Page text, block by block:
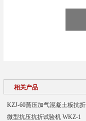
相关产品
KZJ-60蒸压加气混凝土板抗
微型抗压抗折试验机 WKZ-1